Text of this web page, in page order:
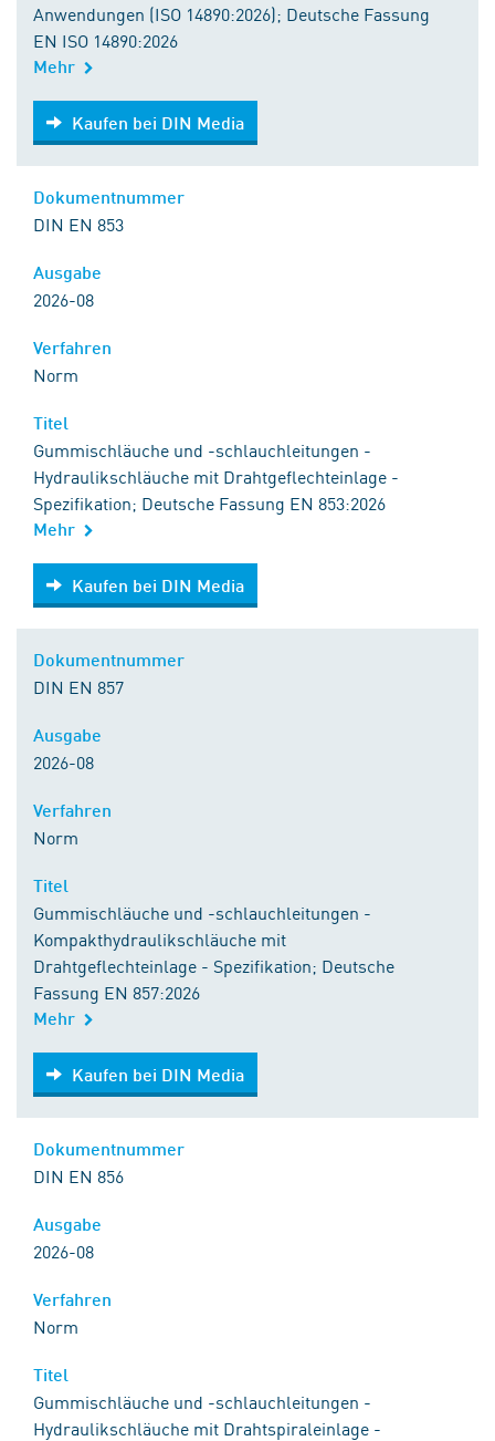
Anwendungen (ISO 14890:2026); Deutsche Fassung
EN ISO 14890:2026
Mehr
Kaufen bei DIN Media
Kaufen bei DIN Media
DIN EN 853
2026-08
Norm
Gummischläuche und -schlauchleitungen -
Hydraulikschläuche mit Drahtgeflechteinlage -
Spezifikation; Deutsche Fassung EN 853:2026
Mehr
Kaufen bei DIN Media
Kaufen bei DIN Media
DIN EN 857
2026-08
Norm
Gummischläuche und -schlauchleitungen -
Kompakthydraulikschläuche mit
Drahtgeflechteinlage - Spezifikation; Deutsche
Fassung EN 857:2026
Mehr
Kaufen bei DIN Media
Kaufen bei DIN Media
DIN EN 856
2026-08
Norm
Gummischläuche und -schlauchleitungen -
Hydraulikschläuche mit Drahtspiraleinlage -